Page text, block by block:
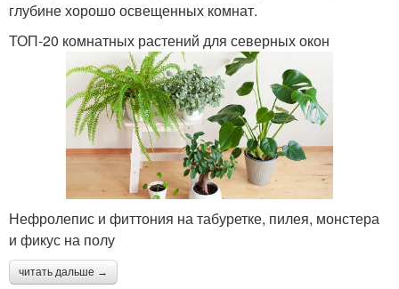
глубине хорошо освещенных комнат.
ТОП-20 комнатных растений для северных окон
Нефролепис и фиттония на табуретке, пилея, монстера
и фикус на полу
читать дальше →